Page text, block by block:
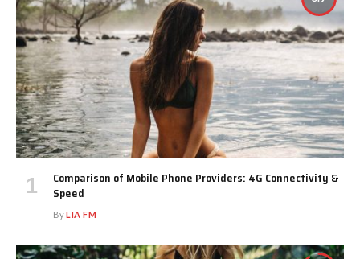
Comparison of Mobile Phone Providers: 4G Connectivity &
Speed
ByLIA FM